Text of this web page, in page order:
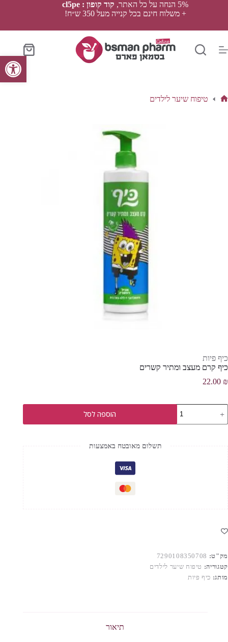
פתח סרגל נגישות
5% הנחה על כל האתר,
קוד קופון : cl5pe
+ משלוח חינם בכל קנייה מעל 350 ש״ח!
סל
הקניות
טיפוח שיער לילדים
כיף פיות
כיף קרם מעצב ומתיר קשרים
22.00 ₪
כמות
של
כיף
הוספה לסל
תשלום מאובטח באמצעות
מק"ט: 7290108350708
קטגוריה: טיפוח שיער לילדים
מותג: כיף פיות
תיאור